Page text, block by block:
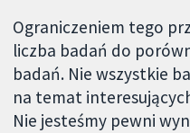
Ograniczeniem tego
liczba badań do
badań. Nie wszystkie
na temat
Nie jesteśmy pewni